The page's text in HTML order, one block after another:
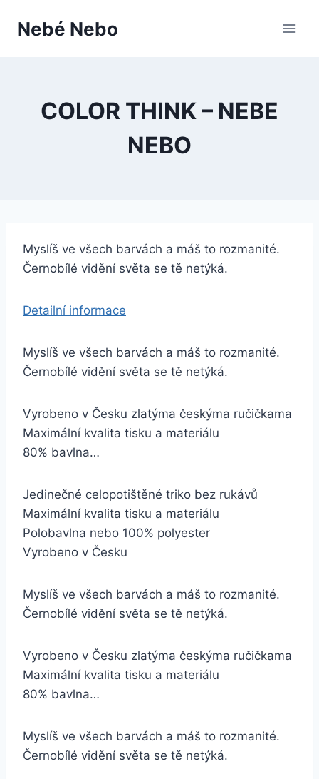
Nebé Nebo
COLOR THINK – NEBE
NEBO
Myslíš ve všech barvách a máš to rozmanité.
Černobílé vidění světa se tě netýká.
Detailní informace
Myslíš ve všech barvách a máš to rozmanité.
Černobílé vidění světa se tě netýká.
Vyrobeno v Česku zlatýma českýma ručičkama
Maximální kvalita tisku a materiálu
80% bavlna…
Jedinečné celopotištěné triko bez rukávů
Maximální kvalita tisku a materiálu
Polobavlna nebo 100% polyester
Vyrobeno v Česku
Myslíš ve všech barvách a máš to rozmanité.
Černobílé vidění světa se tě netýká.
Vyrobeno v Česku zlatýma českýma ručičkama
Maximální kvalita tisku a materiálu
80% bavlna…
Myslíš ve všech barvách a máš to rozmanité.
Černobílé vidění světa se tě netýká.